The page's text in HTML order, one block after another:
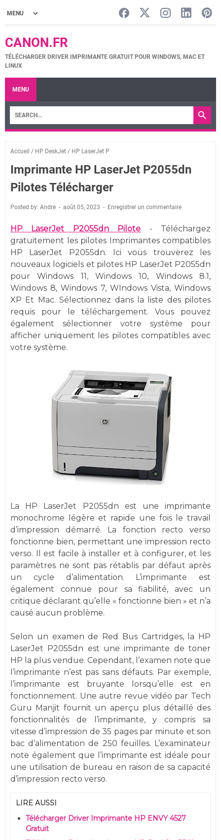
CANON.FR
TÉLÉCHARGER DRIVER IMPRIMANTE GRATUIT POUR WINDOWS, MAC ET
LINUX
MENU
Accueil / HP DeskJet / HP LaserJet P
Imprimante HP LaserJet P2055dn
Pilotes Télécharger
Posted by: Andre août 05, 2023 Enregistrer un commentaire
HP LaserJet P2055dn Pilote - Téléchargez
gratuitement les pilotes Imprimantes compatibles
HP LaserJet P2055dn. Ici vous trouverez les
nouveaux logiciels et pilotes HP LaserJet P2055dn
pour Windows 11, Windows 10, Windows 8.1,
Windows 8, Windows 7, WIndows Vista, Windows
XP Et Mac. Sélectionnez dans la liste des pilotes
requis pour le téléchargement. Vous pouvez
également sélectionner votre système pour
afficher uniquement les pilotes compatibles avec
votre système.
La HP LaserJet P2055dn est une imprimante
monochrome légère et rapide une fois le travail
d’impression démarré. La fonction recto verso
fonctionne bien, permettant une impression recto
verso. Il est facile à installer et à configurer, et les
paramètres ne sont pas rétablis par défaut après
un cycle d’alimentation. L’imprimante est
également connue pour sa fiabilité, avec un
critique déclarant qu’elle « fonctionne bien » et n’a
causé aucun problème.
Selon un examen de Red Bus Cartridges, la HP
LaserJet P2055dn est une imprimante de toner
HP la plus vendue. Cependant, l’examen note que
l’imprimante n’est pas sans défauts. Par exemple,
l’imprimante est bruyante lorsqu’elle est en
fonctionnement. Une autre revue vidéo par Tech
Guru Manjit fournit un aperçu plus détaillé des
fonctionnalités de l’imprimante, y compris sa
vitesse d’impression de 35 pages par minute et son
bac d’alimentation de 250 feuilles. L’examinateur
note également que l’imprimante est idéale pour
une utilisation de bureau en raison de sa capacité
d’impression recto verso.
LIRE AUSSI
Télécharger Driver Imprimante HP ENVY 4527
Gratuit